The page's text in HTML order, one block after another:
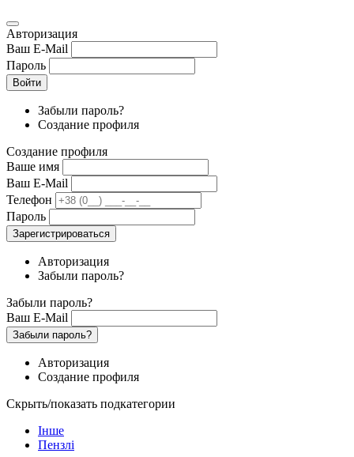
Авторизация
Ваш E-Mail
Пароль
Войти
Забыли пароль?
Создание профиля
Создание профиля
Ваше имя
Ваш E-Mail
Телефон
Пароль
Зарегистрироваться
Авторизация
Забыли пароль?
Забыли пароль?
Ваш E-Mail
Забыли пароль?
Авторизация
Создание профиля
Скрыть/показать подкатегории
Інше
Пензлі